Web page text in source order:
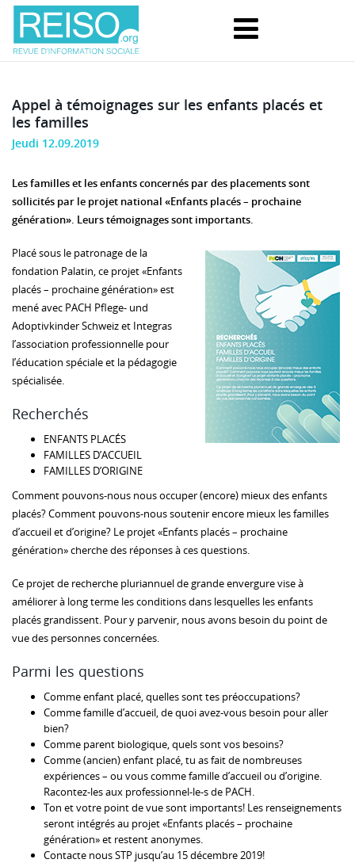
Appel à témoignages sur les enfants placés et
les familles
Jeudi 12.09.2019
Les familles et les enfants concernés par des placements sont
sollicités par le projet national «Enfants placés – prochaine
génération». Leurs témoignages sont importants.
Placé sous le patronage de la
fondation Palatin, ce projet «Enfants
placés – prochaine génération» est
mené avec PACH Pflege- und
Adoptivkinder Schweiz et Integras
l’association professionnelle pour
l’éducation spéciale et la pédagogie
spécialisée.
Recherchés
ENFANTS PLACÉS
FAMILLES D’ACCUEIL
FAMILLES D’ORIGINE
Comment pouvons-nous nous occuper (encore) mieux des enfants
placés? Comment pouvons-nous soutenir encore mieux les familles
d’accueil et d’origine? Le projet «Enfants placés – prochaine
génération» cherche des réponses à ces questions.
Ce projet de recherche pluriannuel de grande envergure vise à
améliorer à long terme les conditions dans lesquelles les enfants
placés grandissent. Pour y parvenir, nous avons besoin du point de
vue des personnes concernées.
Parmi les questions
Comme enfant placé, quelles sont tes préoccupations?
Comme famille d’accueil, de quoi avez-vous besoin pour aller
bien?
Comme parent biologique, quels sont vos besoins?
Comme (ancien) enfant placé, tu as fait de nombreuses
expériences – ou vous comme famille d’accueil ou d’origine.
Racontez-les aux professionnel-le-s de PACH.
Ton et votre point de vue sont importants! Les renseignements
seront intégrés au projet «Enfants placés – prochaine
génération» et restent anonymes.
Contacte nous STP jusqu’au 15 décembre 2019!